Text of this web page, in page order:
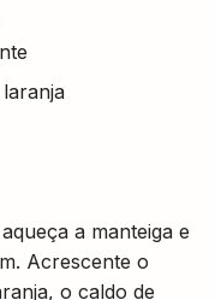
a manteiga e
Acrescente o
o caldo de